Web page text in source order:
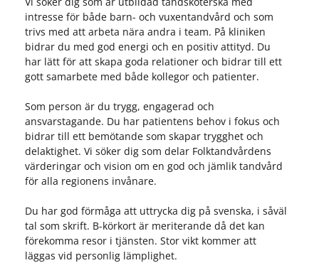
intresse för både barn- och vuxentandvård och som
trivs med att arbeta nära andra i team. På kliniken
bidrar du med god energi och en positiv attityd. Du
har lätt för att skapa goda relationer och bidrar till ett
gott samarbete med både kollegor och patienter.
Som person är du trygg, engagerad och
ansvarstagande. Du har patientens behov i fokus och
bidrar till ett bemötande som skapar trygghet och
delaktighet. Vi söker dig som delar Folktandvårdens
värderingar och vision om en god och jämlik tandvård
för alla regionens invånare.
Du har god förmåga att uttrycka dig på svenska, i såväl
tal som skrift. B-körkort är meriterande då det kan
förekomma resor i tjänsten. Stor vikt kommer att
läggas vid personlig lämplighet.